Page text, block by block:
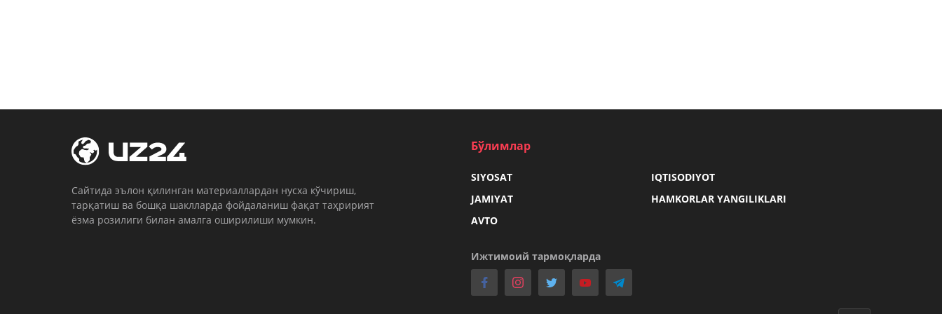
Cайтида эълон қилинган материаллардан нусха кўчириш,
тарқатиш ва бошқа шаклларда фойдаланиш фақат таҳририят
ёзма розилиги билан амалга оширилиши мумкин.
Бўлимлар
SIYOSAT
IQTISODIYOT
JAMIYAT
HAMKORLAR YANGILIKLARI
AVTO
Ижтимоий тармоқларда